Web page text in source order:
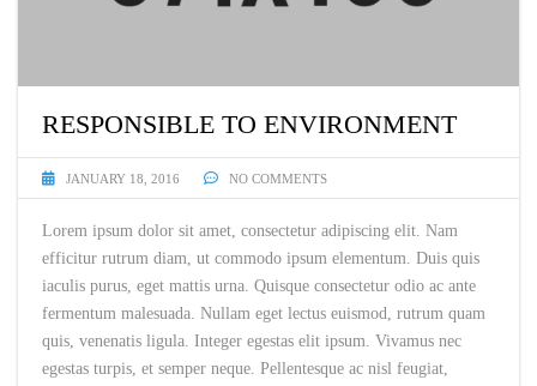
RESPONSIBLE TO ENVIRONMENT
JANUARY 18, 2016 NO COMMENTS
Lorem ipsum dolor sit amet, consectetur adipiscing elit. Nam
efficitur rutrum diam, ut commodo ipsum elementum. Duis quis
iaculis purus, eget mattis urna. Quisque consectetur odio ac ante
fermentum malesuada. Nullam eget lectus euismod, rutrum quam
quis, venenatis ligula. Integer egestas elit ipsum. Vivamus nec
egestas turpis, et semper neque. Pellentesque ac nisl feugiat,